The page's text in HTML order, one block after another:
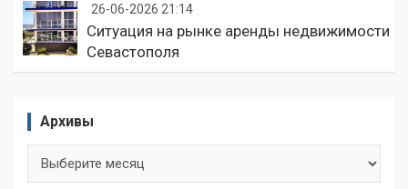
26-06-2026 21:14
Ситуация на рынке аренды недвижимости
Севастополя
Архивы